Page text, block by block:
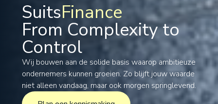
SuitsFinance
Tax
Legal
Formations
International
From Complexity to
Control
Wij bouwen aan de solide basis waarop ambitieuze
ondernemers kunnen groeien. Zo blijft jouw waarde
niet alleen vandaag, maar ook morgen springlevend.